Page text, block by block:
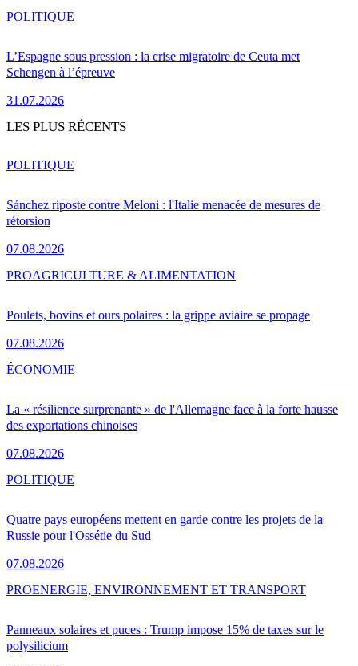
L’Espagne sous pression : la crise migratoire de Ceuta met
Schengen à l’épreuve
31.07.2026
POLITIQUE
LES PLUS RÉCENTS
Sánchez riposte contre Meloni : l'Italie menacée de mesures de
rétorsion
07.08.2026
POLITIQUE
Poulets, bovins et ours polaires : la grippe aviaire se propage
07.08.2026
PROAGRICULTURE & ALIMENTATION
La « résilience surprenante » de l'Allemagne face à la forte hausse
des exportations chinoises
07.08.2026
ÉCONOMIE
Quatre pays européens mettent en garde contre les projets de la
Russie pour l'Ossétie du Sud
07.08.2026
POLITIQUE
Panneaux solaires et puces : Trump impose 15% de taxes sur le
polysilicium
PROENERGIE, ENVIRONNEMENT ET TRANSPORT